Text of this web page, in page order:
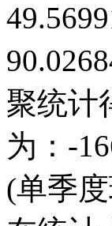
聚统计
为：-
(单季